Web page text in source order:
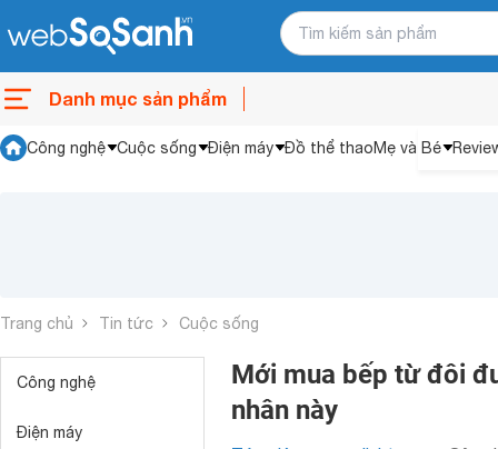
Danh mục sản phẩm
Công nghệ Cuộc sống Điện máy Đồ thể thaoMẹ và Bé
Trang chủ Tin tức Cuộc sống
Công nghệ
Điện máy
Mới mua bếp từ đôi
nhân này